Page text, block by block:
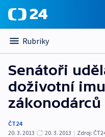
Rubriky
Senátoři
doživotní
zákonodárců
ČT24
20. 3. 2013
20. 3. 2013 | Zdroj: